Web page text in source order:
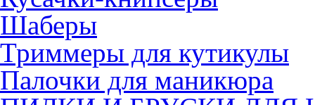
Шаберы
Триммеры для кутикулы
Палочки для маникюра